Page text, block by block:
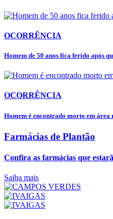
OCORRÊNCIA
Homem de 50 anos fica ferido após
OCORRÊNCIA
Homem é encontrado morto em
Farmácias de Plantão
Confira as farmácias que
Saiba mais